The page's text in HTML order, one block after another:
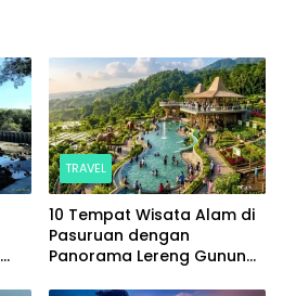
TRAVEL
10 Tempat Wisata Alam di
Pasuruan dengan
Panorama Lereng Gunung